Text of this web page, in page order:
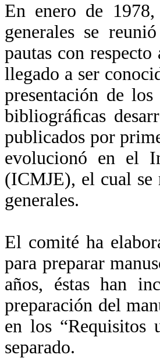
En enero de
generales se
pautas con
llegado a ser
presentación de
bibliográﬁcas
publicados por
evolucionó en el
(ICMJE), el cual se
generales.
El comité ha
para preparar
años, éstas han
preparación del
en los “Requisitos
separado.